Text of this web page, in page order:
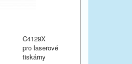
C4129X
pro laserové
tiskárny